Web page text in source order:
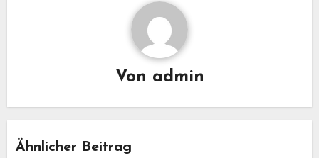
Von admin
Ähnlicher Beitrag